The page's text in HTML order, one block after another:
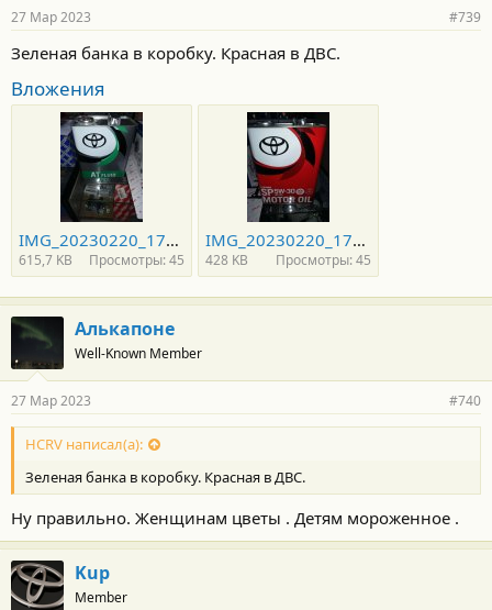
н
с
и
27 Мар 2023 #739
Зеленая банка в коробку. Красная в ДВС.
Вложения
IMG_20230220_174035.jpg
615,7 KB Просмотры: 45
IMG_20230220_174111.jpg
428 KB Просмотры: 45
Алькапоне
Well-Known Member
27 Мар 2023 #740
HCRV написал(а):
Зеленая банка в коробку. Красная в ДВС.
Ну правильно. Женщинам цветы . Детям мороженное .
Kup
Member